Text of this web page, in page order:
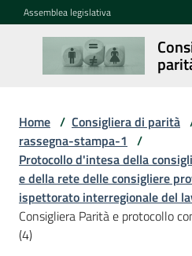
Vai al contenuto
Vai alla navigazione
Vai al footer
Assemblea legislativa
Consigliera
di parità
Cosa
fa
Notizie
La
Home / Consigliera di parità
rassegna-stampa-1 /
Protocollo d'intesa della
e della rete delle consigliere
ispettorato interregionale del
Consigliera Parità e protocollo
(4)